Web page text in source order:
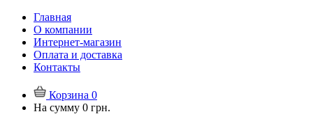
Главная
О компании
Интернет-магазин
Оплата и доставка
Контакты
Корзина 0
На сумму 0 грн.